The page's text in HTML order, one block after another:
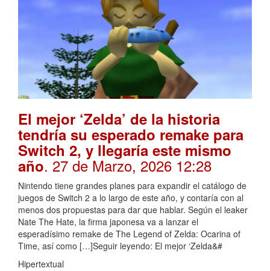
El mejor ‘Zelda’ de la historia
tendría su esperado remake para
Switch 2, y llegaría este mismo
año. 27 de Marzo, 2026 12:28
Nintendo tiene grandes planes para expandir el catálogo de
juegos de Switch 2 a lo largo de este año, y contaría con al
menos dos propuestas para dar que hablar. Según el leaker
Nate The Hate, la firma japonesa va a lanzar el
esperadísimo remake de The Legend of Zelda: Ocarina of
Time, así como […]Seguir leyendo: El mejor ‘Zelda&#
Hipertextual